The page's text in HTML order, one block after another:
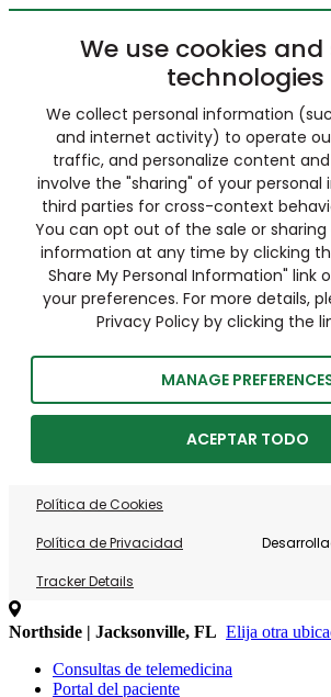
We use cookies
technologies
We collect personal information
and internet activity) to operate
traffic, and personalize content
involve the "sharing" of your
third parties for cross-context
You can opt out of the sale or
information at any time by clicking
Share My Personal Information" link
your preferences. For more details,
Privacy Policy by clicking the
MANAGE
ACEPTAR TODO
Política de Cookies
Política de Privacidad
Tracker Details
Northside | Jacksonville, FL Elija otra
Consultas de telemedicina
Portal del paciente